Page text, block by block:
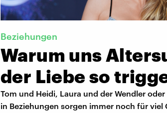
Beziehungen
Warum uns
der Liebe so
Tom und Heidi, Laura und der Wendler
in Beziehungen sorgen immer noch für